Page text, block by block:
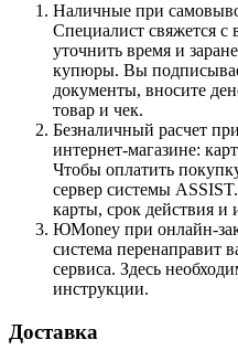
Наличные при
Специалист свяжется с
уточнить время и
купюры. Вы
документы, вносите
товар и чек.
Безналичный расчет
интернет-магазине:
Чтобы оплатить
сервер системы
карты, срок действия и
ЮMoney при онлайн-
система перенаправит
сервиса. Здесь
инструкции.
Доставка